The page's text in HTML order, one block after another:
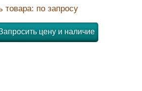
товара: по запросу
цену и наличие